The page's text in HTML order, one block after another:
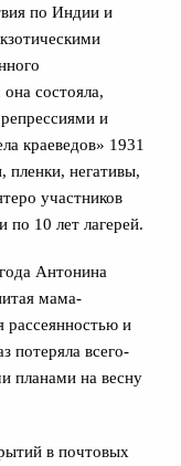
по Индии и
состояла,
и
краеведов» 1931
негативы,
участников
по 10 лет лагерей.
Антонина
мама-
рассеянностью и
потеряла всего-
планами на весну
в почтовых